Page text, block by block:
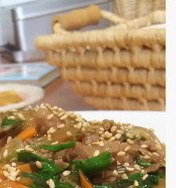
超ヘルシー♡レンジで簡単♡ほぼ豆
ほぼお豆腐だからとってもヘルシー
(*˘ｰ˘*)ｵｲｼｲ.｡.:*♡ アイスや生クリ
シーはどこいった？笑
0